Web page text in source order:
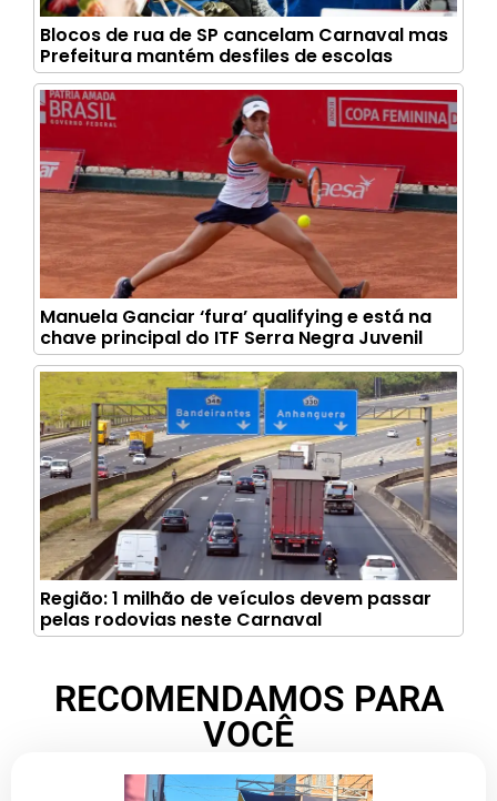
Blocos de rua de SP cancelam Carnaval mas
Prefeitura mantém desfiles de escolas
Manuela Ganciar ‘fura’ qualifying e está na
chave principal do ITF Serra Negra Juvenil
Região: 1 milhão de veículos devem passar
pelas rodovias neste Carnaval
RECOMENDAMOS PARA
VOCÊ